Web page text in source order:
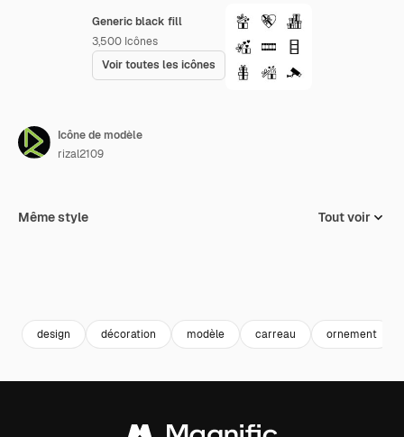
Generic black fill
3,500 Icônes
Voir toutes les icônes
Icône de modèle
rizal2109
Même style Tout voir
design décoration modèle carreau ornement